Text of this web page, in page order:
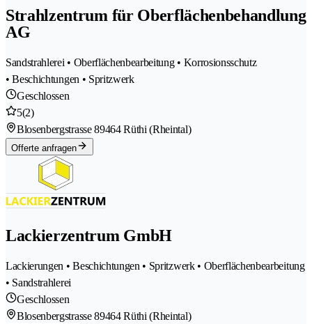
Strahlzentrum für Oberflächenbehandlung
AG
Sandstrahlerei • Oberflächenbearbeitung • Korrosionsschutz
• Beschichtungen • Spritzwerk
Geschlossen
5(2)
Blosenbergstrasse 89464 Rüthi (Rheintal)
Offerte anfragen
Lackierzentrum GmbH
Lackierungen • Beschichtungen • Spritzwerk • Oberflächenbearbeitung
• Sandstrahlerei
Geschlossen
Blosenbergstrasse 89464 Rüthi (Rheintal)